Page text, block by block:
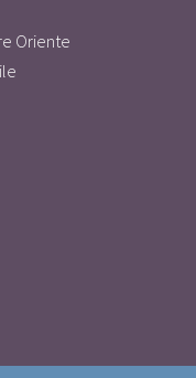
Oriente